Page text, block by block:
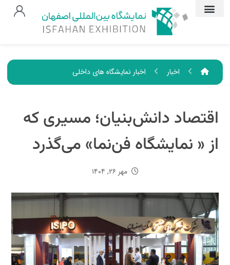
اخبار اخبار نمایشگاه های داخلی
اقتصاد دانش‌بنیان؛ مسیری که
از « نمایشگاه فن‌نما» می‌گذرد
مهر ۲۶, ۱۴۰۴